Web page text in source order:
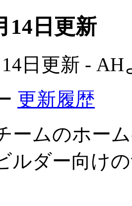
14日更新
14日更新 -
更新履歴
ームのホー
ルダー向け